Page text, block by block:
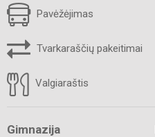
Pavėžėjimas
Tvarkaraščių pakeitimai
Valgiaraštis
Gimnazija